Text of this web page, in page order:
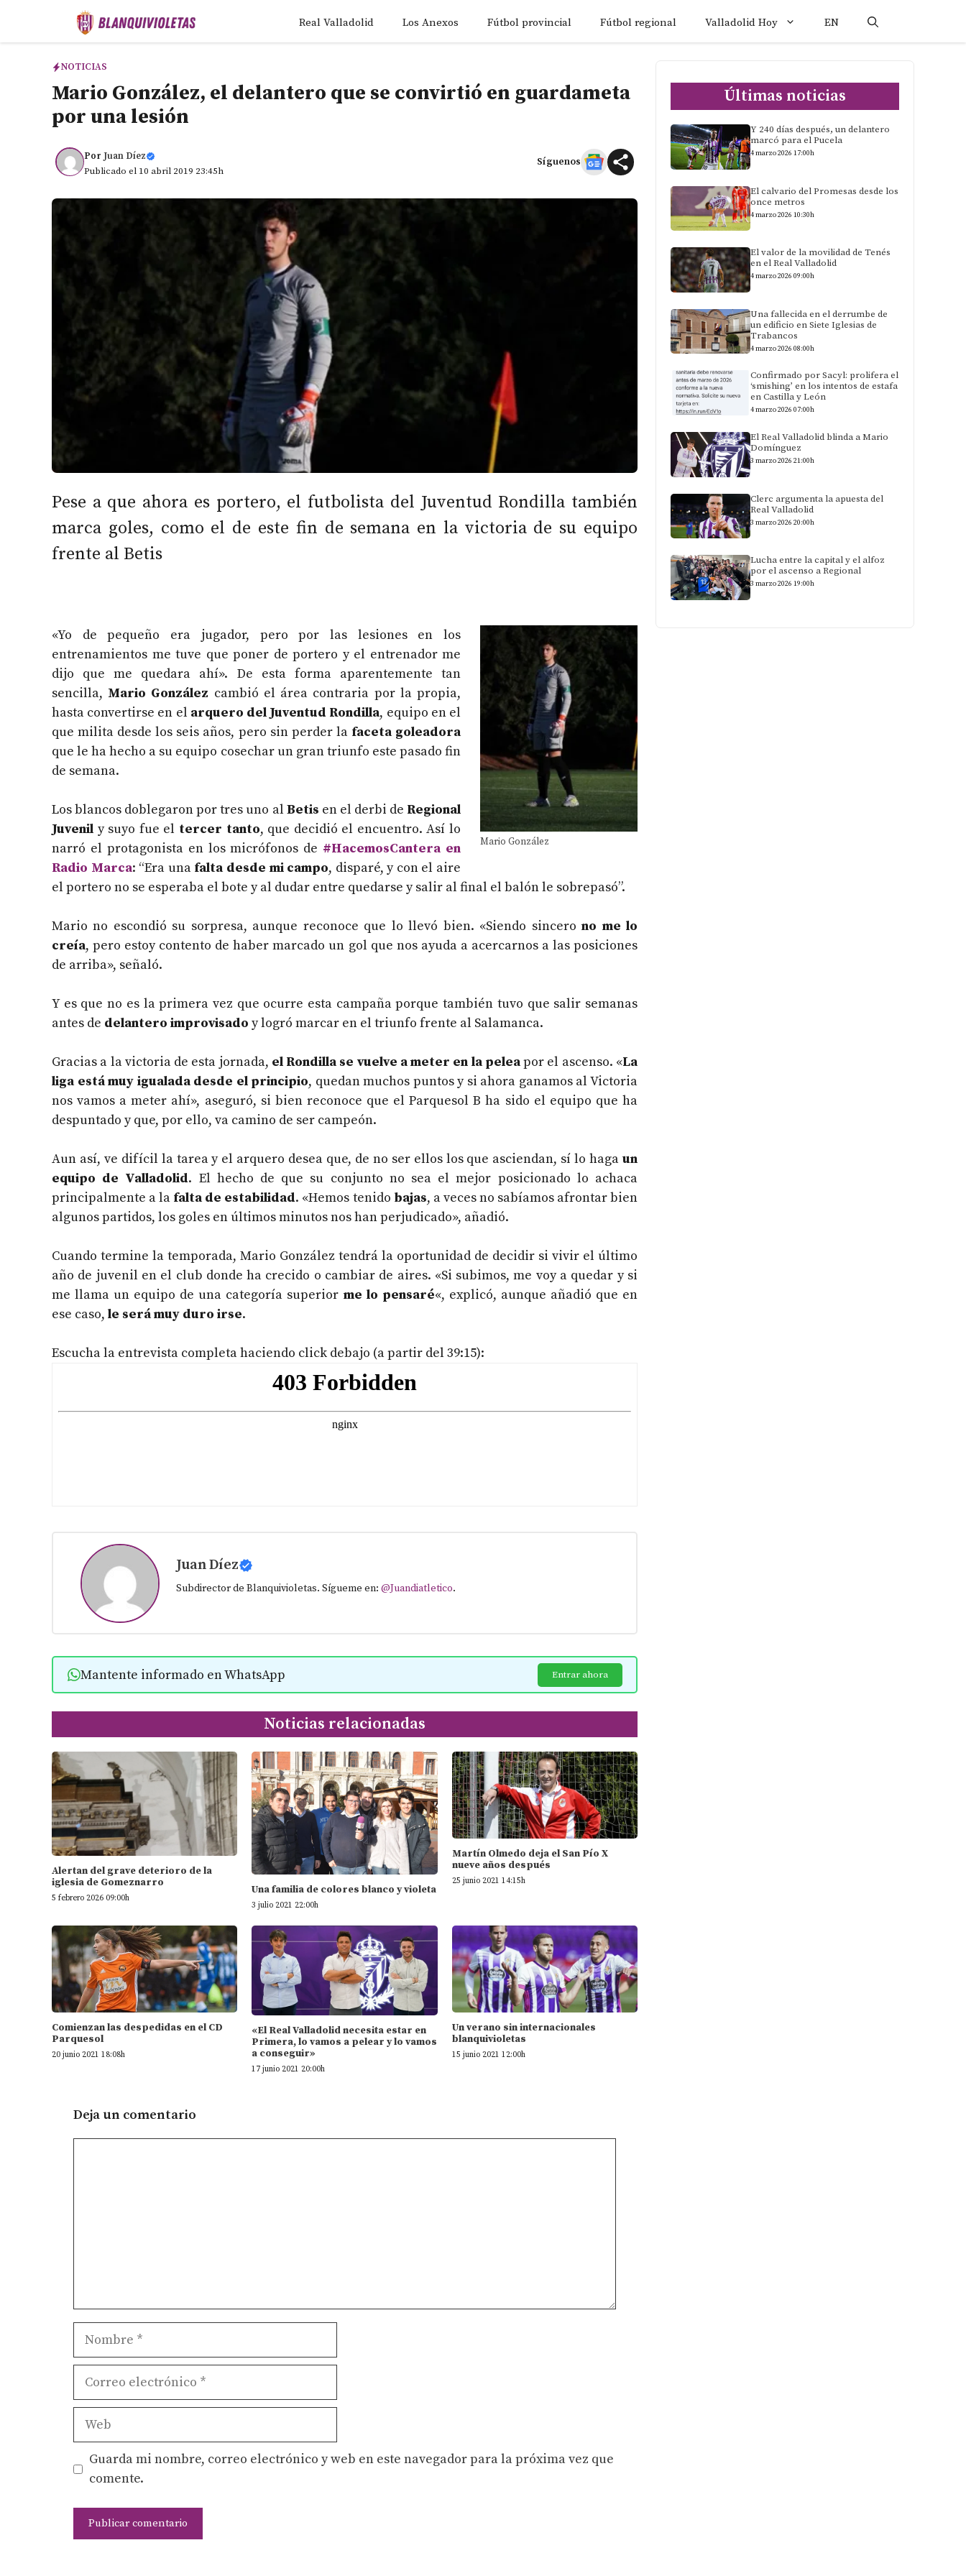
Real Valladolid Los Anexos Fútbol provincial Fútbol regional Valladolid Hoy EN
NOTICIAS
Mario González, el delantero que se convirtió en guardameta
por una lesión
Por Juan Díez
Publicado el 10 abril 2019 23:45h
Síguenos
Pese a que ahora es portero, el futbolista del Juventud Rondilla también
marca goles, como el de este fin de semana en la victoria de su equipo
frente al Betis
Mario González
«Yo de pequeño era jugador, pero por las lesiones en los
entrenamientos me tuve que poner de portero y el entrenador me
dijo que me quedara ahí». De esta forma aparentemente tan
sencilla, Mario González cambió el área contraria por la propia,
hasta convertirse en el arquero del Juventud Rondilla, equipo en el
que milita desde los seis años, pero sin perder la faceta goleadora
que le ha hecho a su equipo cosechar un gran triunfo este pasado fin
de semana.
Los blancos doblegaron por tres uno al Betis en el derbi de Regional
Juvenil y suyo fue el tercer tanto, que decidió el encuentro. Así lo
narró el protagonista en los micrófonos de #HacemosCantera en
Radio Marca: “Era una falta desde mi campo, disparé, y con el aire
el portero no se esperaba el bote y al dudar entre quedarse y salir al final el balón le sobrepasó”.
Mario no escondió su sorpresa, aunque reconoce que lo llevó bien. «Siendo sincerono me lo
creía, pero estoy contento de haber marcado un gol que nos ayuda a acercarnos a las posiciones
de arriba», señaló.
Y es que no es la primera vez que ocurre esta campaña porque también tuvo que salir semanas
antes de delantero improvisado y logró marcar en el triunfo frente al Salamanca.
Gracias a la victoria de esta jornada, el Rondilla se vuelve a meter en la peleapor el ascenso. «La
liga está muy igualada desde el principio, quedan muchos puntos y si ahora ganamos al Victoria
nos vamos a meter ahí», aseguró, si bien reconoce que el Parquesol B ha sido el equipo que ha
despuntado y que, por ello, va camino de ser campeón.
Aun así, ve difícil la tarea y el arquero desea que, de no ser ellos los que asciendan, sí lo haga un
equipo de Valladolid. El hecho de que su conjunto no sea el mejor posicionado lo achaca
principalmente a la falta de estabilidad. «Hemos tenido bajas, a veces no sabíamos afrontar bien
algunos partidos, los goles en últimos minutos nos han perjudicado», añadió.
Cuando termine la temporada, Mario González tendrá la oportunidad de decidir si vivir el último
año de juvenil en el club donde ha crecido o cambiar de aires. «Si subimos, me voy a quedar y si
me llama un equipo de una categoría superior me lo pensaré«, explicó, aunque añadió que en
ese caso, le será muy duro irse.
Escucha la entrevista completa haciendo click debajo (a partir del 39:15):
Juan Díez
Subdirector de Blanquivioletas. Sígueme en: @Juandiatletico.
Mantente informado en WhatsApp Entrar ahora
Noticias relacionadas
Alertan del grave deterioro de la
iglesia de Gomeznarro
5 febrero 2026 09:00h
Una familia de colores blanco y violeta
3 julio 2021 22:00h
Martín Olmedo deja el San Pío X
nueve años después
25 junio 2021 14:15h
Comienzan las despedidas en el CD
Parquesol
20 junio 2021 18:08h
«El Real Valladolid necesita estar en
Primera, lo vamos a pelear y lo vamos
a conseguir»
17 junio 2021 20:00h
Un verano sin internacionales
blanquivioletas
15 junio 2021 12:00h
Deja un comentario
Nombre
Correo
Web
Guarda mi nombre, correo electrónico y web en este navegador para la próxima vez que
comente.
Últimas noticias
Y 240 días después, un delantero
marcó para el Pucela
4 marzo 2026 17:00h
El calvario del Promesas desde los
once metros
4 marzo 2026 10:30h
El valor de la movilidad de Tenés
en el Real Valladolid
4 marzo 2026 09:00h
Una fallecida en el derrumbe de
un edificio en Siete Iglesias de
Trabancos
4 marzo 2026 08:00h
Confirmado por Sacyl: prolifera el
‘smishing’ en los intentos de estafa
en Castilla y León
4 marzo 2026 07:00h
El Real Valladolid blinda a Mario
Domínguez
3 marzo 2026 21:00h
Clerc argumenta la apuesta del
Real Valladolid
3 marzo 2026 20:00h
Lucha entre la capital y el alfoz
por el ascenso a Regional
3 marzo 2026 19:00h